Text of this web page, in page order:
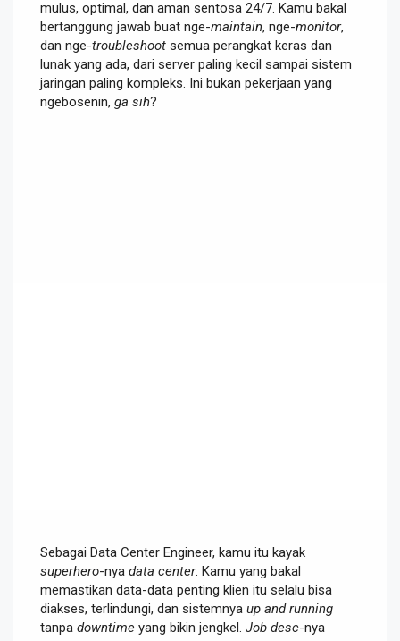
mulus, optimal, dan aman sentosa 24/7. Kamu bakal
bertanggung jawab buat nge-maintain, nge-monitor,
dan nge-troubleshoot semua perangkat keras dan
lunak yang ada, dari server paling kecil sampai sistem
jaringan paling kompleks. Ini bukan pekerjaan yang
ngebosenin, ga sih?
Sebagai Data Center Engineer, kamu itu kayak
superhero-nya data center. Kamu yang bakal
memastikan data-data penting klien itu selalu bisa
diakses, terlindungi, dan sistemnya up and running
tanpa downtime yang bikin jengkel. Job desc-nya